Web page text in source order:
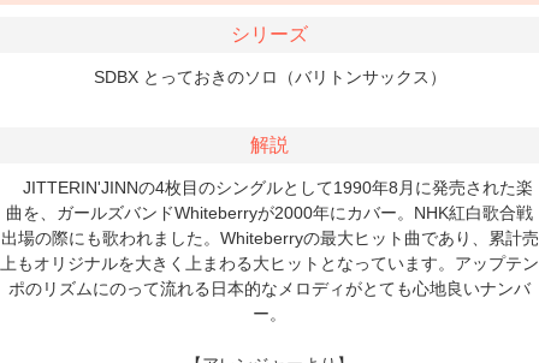
シリーズ
SDBX とっておきのソロ（バリトンサックス）
解説
JITTERIN'JINNの4枚目のシングルとして1990年8月に発売された楽
曲を、ガールズバンドWhiteberryが2000年にカバー。NHK紅白歌合戦
出場の際にも歌われました。Whiteberryの最大ヒット曲であり、累計売
上もオリジナルを大きく上まわる大ヒットとなっています。アップテン
ポのリズムにのって流れる日本的なメロディがとても心地良いナンバ
ー。